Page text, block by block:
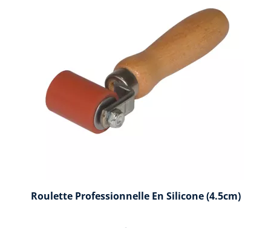
Roulette Professionnelle En Silicone (4.5cm)